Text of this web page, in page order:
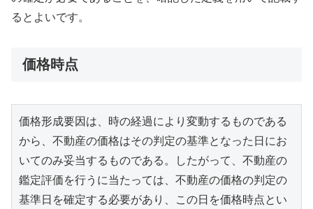
るとよいです。
価格時点
価格形成要因は、時の経過により変動するものである
から、不動産の価格はその判定の基準となった日にお
いてのみ妥当するものである。したがって、不動産の
鑑定評価を行うに当たっては、不動産の価格の判定の
基準日を確定する必要があり、この日を価格時点とい